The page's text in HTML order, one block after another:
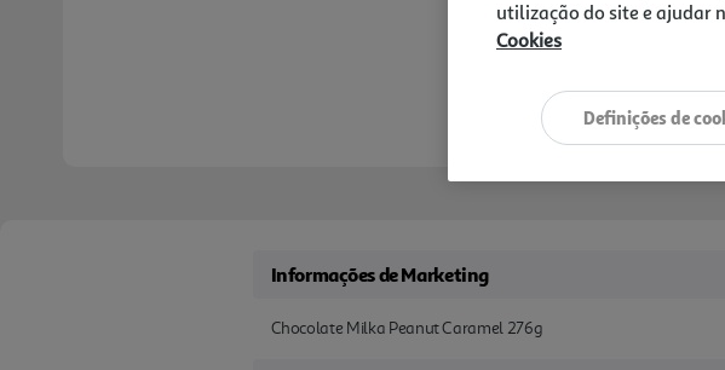
Informações de Marketing
Chocolate Milka Peanut Caramel 276g
utilização do site e ajudar
Cookies
Definições de